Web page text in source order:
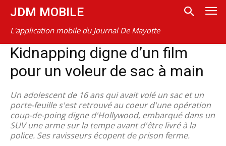
JDM MOBILE
L'application mobile du Journal De Mayotte
Kidnapping digne d’un film
pour un voleur de sac à main
Un adolescent de 16 ans qui avait volé un sac et un
porte-feuille s'est retrouvé au coeur d'une opération
coup-de-poing digne d'Hollywood, embarqué dans un
SUV une arme sur la tempe avant d'être livré à la
police. Ses ravisseurs écopent de prison ferme.